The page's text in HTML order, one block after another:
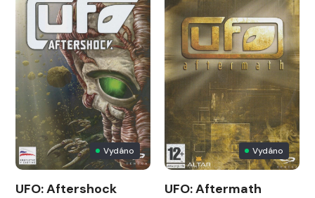
Vydáno
UFO: Aftershock
Vydáno
UFO: Aftermath